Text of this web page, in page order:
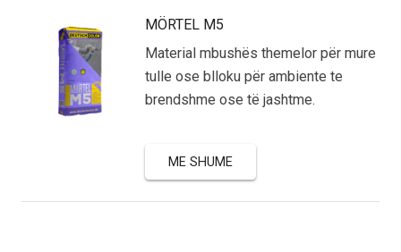
MÖRTEL M5
Material mbushës themelor për mure
tulle ose blloku për ambiente te
brendshme ose të jashtme.
ME SHUME